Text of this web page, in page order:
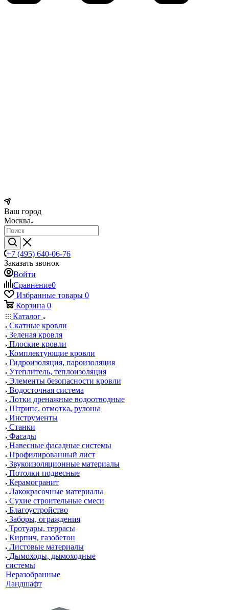
Ваш город
Москва
+7 (495) 640-06-76
Заказать звонок
Войти
Сравнение0
Избранные товары 0
Корзина 0
Каталог
Скатные кровли
Зеленая кровля
Плоские кровли
Комплектующие кровли
Гидроизоляция, пароизоляция
Утеплитель, теплоизоляция
Элементы безопасности кровли
Водосточная система
Лотки дренажные водоотводные
Штрипс, отмотка, рулоны
Инструменты
Станки
Фасады
Навесные фасадные системы
Профилированный лист
Звукоизоляционные материалы
Потолки подвесные
Керамогранит
Лакокрасочные материалы
Сухие строительные смеси
Благоустройство
Заборы, ограждения
Тротуары, террасы
Кирпич, газобетон
Листовые материалы
Дымоходы, дымоходные
системы
Неразобранные
Ландшафт